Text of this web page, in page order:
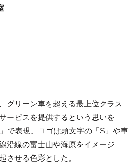
グリーン車を超える最上位クラス
ービスを提供するという思いを
で表現。ロゴは頭文字の「S」や車
沿線の富士山や海原をイメージ
させる色彩とした。